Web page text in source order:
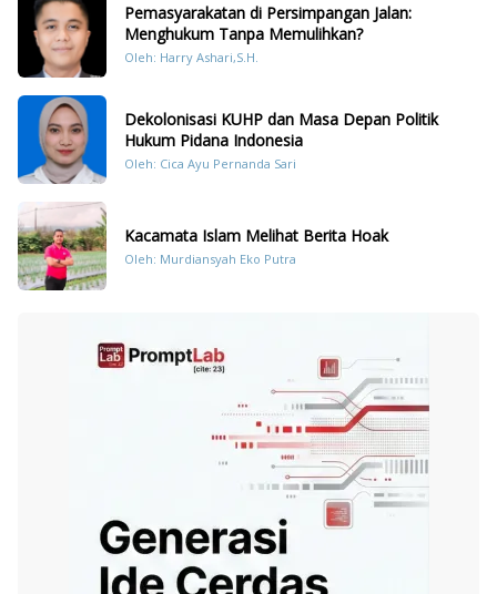
Pemasyarakatan di Persimpangan Jalan:
Menghukum Tanpa Memulihkan?
Oleh: Harry Ashari,S.H.
Dekolonisasi KUHP dan Masa Depan Politik
Hukum Pidana Indonesia
Oleh: Cica Ayu Pernanda Sari
Kacamata Islam Melihat Berita Hoak
Oleh: Murdiansyah Eko Putra